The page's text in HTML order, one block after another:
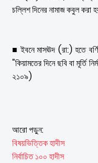
চল্লিশ দিনের নামাজ কবুল করা
■ ইবনে মাসঊদ (রা:) হতে
"কিয়ামতের দিনে ছবি বা মূর্তি
২১০৯)
আরো পড়ুন:
বিষয়ভিত্তিক হাদীস
নির্বাচিত ১০০ হাদীস